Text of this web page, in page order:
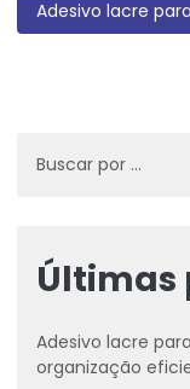
Adesivo lacre
Últimas
Adesivo lacre
organização